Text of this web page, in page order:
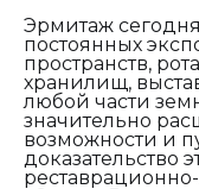
Эрмитаж
постоянных
пространств,
хранилищ,
любой части
значительно
возможности и
доказательство